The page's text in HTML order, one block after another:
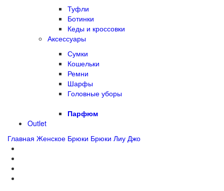
Туфли
Ботинки
Кеды и кроссовки
Аксессуары
Сумки
Кошельки
Ремни
Шарфы
Головные уборы
Парфюм
Outlet
Главная Женское Брюки Брюки Лиу Джо